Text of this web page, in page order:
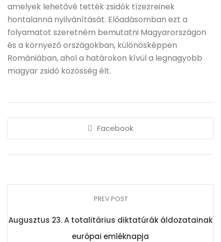
amelyek lehetővé tették zsidók tízezreinek
hontalanná nyilvánítását. Előadásomban ezt a
folyamatot szeretném bemutatni Magyarországon
és a környező országokban, különösképpen
Romániában, ahol a határokon kívül a legnagyobb
magyar zsidó közösség élt.
Facebook
PREV POST
Augusztus 23. A totalitárius diktatúrák áldozatainak
európai emléknapja